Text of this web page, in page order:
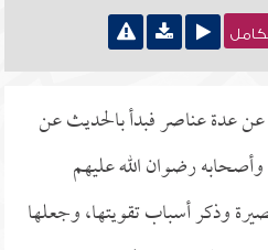
عدة عناصر فبدأ بالحديث عن
رضوان الله عليهم
وذكر أسباب تقويتها، وجعلها